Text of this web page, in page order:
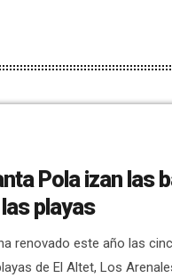
Pola izan las
playas
renovado este año las
de El Altet, Los